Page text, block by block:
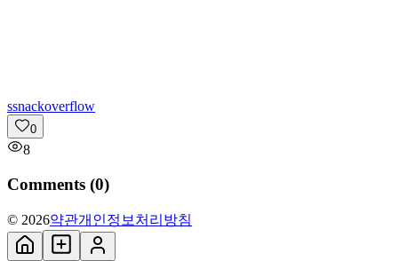
ssnackoverflow
0
8
Comments (0)
© 2026약관개인정보처리방침